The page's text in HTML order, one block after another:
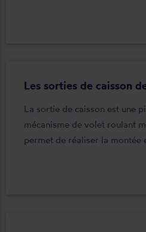
Les sorties de caisson
La sortie de caisson est une
mécanisme de volet roulant
permet de réaliser la montée